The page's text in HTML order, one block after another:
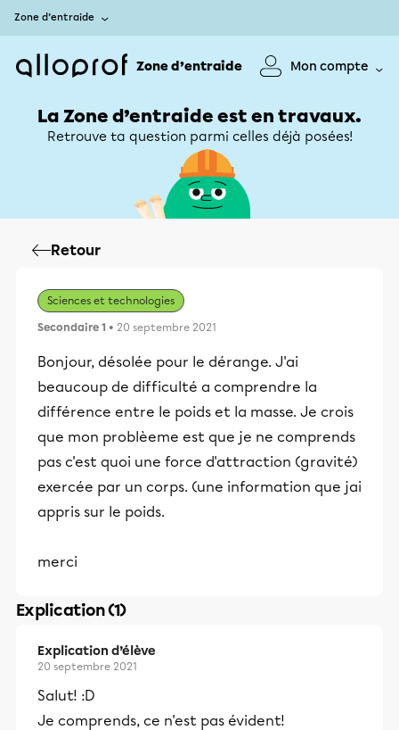
Zone d’entraide
Zone d’entraide Mon compte
La Zone d’entraide est en travaux.
Retrouve ta question parmi celles déjà posées!
Retour
Sciences et technologies
Secondaire 1 • 20 septembre 2021
Bonjour, désolée pour le dérange. J'ai
beaucoup de difficulté a comprendre la
différence entre le poids et la masse. Je crois
que mon problèeme est que je ne comprends
pas c'est quoi une force d'attraction (gravité)
exercée par un corps. (une information que jai
appris sur le poids.
merci
Explication (1)
Explication d’élève
20 septembre 2021
Salut! :D
Je comprends, ce n'est pas évident!